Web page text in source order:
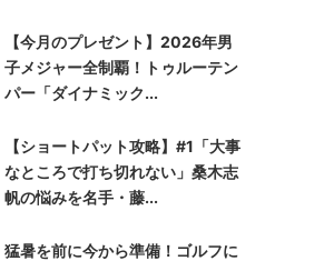
【今月のプレゼント】2026年男
子メジャー全制覇！トゥルーテン
パー「ダイナミック...
【ショートパット攻略】#1「大事
なところで打ち切れない」桑木志
帆の悩みを名手・藤...
猛暑を前に今から準備！ゴルフに